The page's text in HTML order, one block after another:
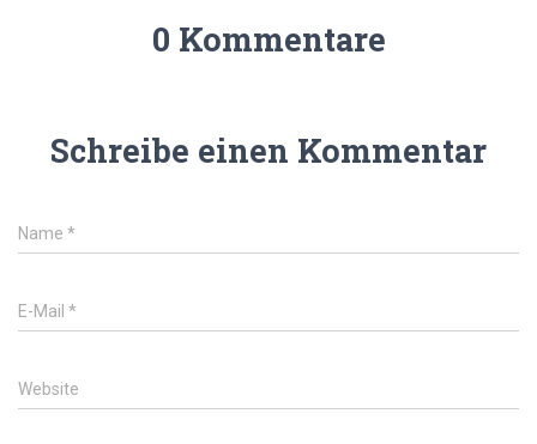
0 Kommentare
Schreibe einen Kommentar
Name *
E-Mail *
Website